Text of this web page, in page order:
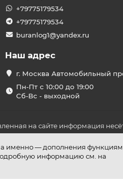
а именно — дополнения
подробную информацию см. на
+79775179534
+79775179534
buranlog1@yandex.ru
Наш адрес
г. Москва Автомобильный
Пн-Пт с 10:00 до 19:00
Сб-Вс - выходной
на сайте информация
товара удостоверьтесь во